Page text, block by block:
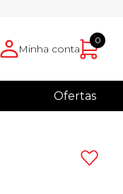
Minha conta
0
Ofertas